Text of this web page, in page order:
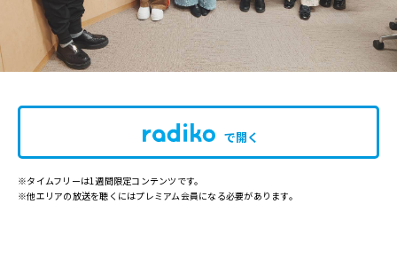
で開く
※タイムフリーは1週間限定コンテンツです。
※他エリアの放送を聴くにはプレミアム会員になる必要があります。